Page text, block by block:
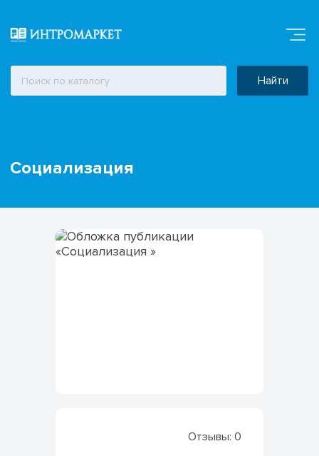
Найти
Социализация
Отзывы: 0